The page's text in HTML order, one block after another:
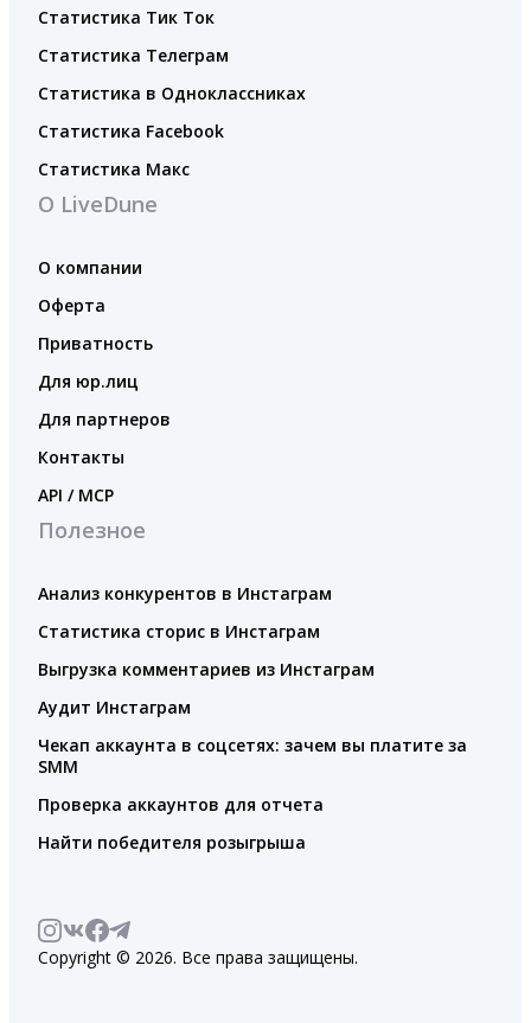
Статистика Тик Ток
Статистика Телеграм
Статистика в Одноклассниках
Статистика Facebook
Статистика Макс
О LiveDune
О компании
Оферта
Приватность
Для юр.лиц
Для партнеров
Контакты
API / MCP
Полезное
Анализ конкурентов в Инстаграм
Статистика сторис в Инстаграм
Выгрузка комментариев из Инстаграм
Аудит Инстаграм
Чекап аккаунта в соцсетях: зачем вы платите за
SMM
Проверка аккаунтов для отчета
Найти победителя розыгрыша
Copyright © 2026. Все права защищены.